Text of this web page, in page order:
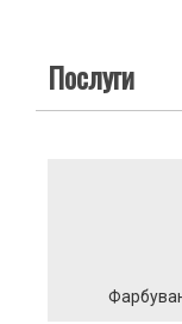
Послуги